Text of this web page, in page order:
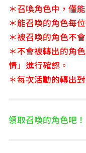
＊召喚角色中，僅
＊能召喚的角色每
＊被召喚的角色不
＊不會被轉出的角
情」進行確認。
＊每次活動的轉出
領取召喚的角色吧！